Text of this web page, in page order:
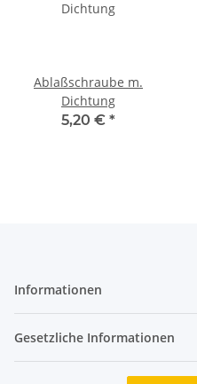
Ablaßschraube m.
Dichtung
5,20 € *
Informationen
Gesetzliche Informationen